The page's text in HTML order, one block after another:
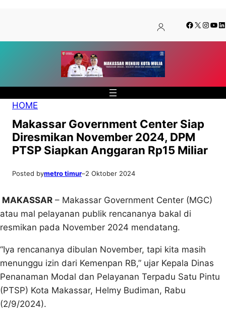
konten
content
Facebook
X
HOME
Makassar Government Center Siap
Diresmikan November 2024, DPM
PTSP Siapkan Anggaran Rp15 Miliar
Posted bymetro timur–2 Oktober 2024
MAKASSAR – Makassar Government Center (MGC)
atau mal pelayanan publik rencananya bakal di
resmikan pada November 2024 mendatang.
“Iya rencananya dibulan November, tapi kita masih
menunggu izin dari Kemenpan RB,” ujar Kepala Dinas
Penanaman Modal dan Pelayanan Terpadu Satu Pintu
(PTSP) Kota Makassar, Helmy Budiman, Rabu
(2/9/2024).